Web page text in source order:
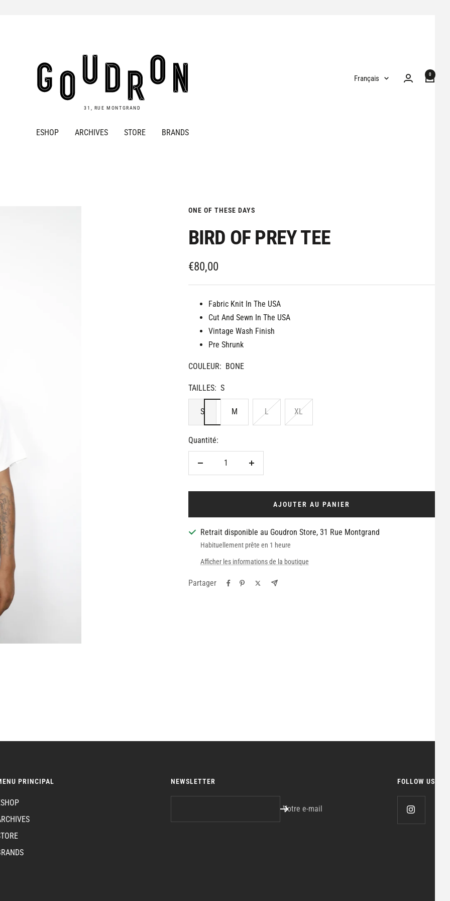
Store
31, RUE MONTGRAND
Langue
Français 0
ESHOP ARCHIVES STORE BRANDS
ONE OF THESE DAYS
BIRD OF PREY TEE
Prix
de
vente
€80,00
Fabric Knit In The USA
Cut And Sewn In The USA
Vintage Wash Finish
Pre Shrunk
COULEUR: BONE
TAILLES: S
S M L XL
Quantité:
AJOUTER AU PANIER
Retrait disponible au Goudron Store, 31 Rue Montgrand
Habituellement prête en 1 heure
Afficher les informations de la boutique
Partager
PRINCIPAL NEWSLETTER
Votre e-mail
FOLLOW US